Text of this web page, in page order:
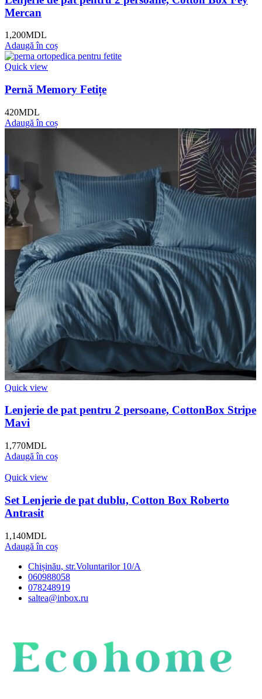
Mercan
1,200MDL
Adaugă în coș
Quick view
Pernă Memory Fetițe
420MDL
Adaugă în coș
Quick view
Lenjerie de pat pentru 2 persoane, CottonBox Stripe
Mavi
1,770MDL
Adaugă în coș
Quick view
Set Lenjerie de pat dublu, Cotton Box Roberto
Antrasit
1,140MDL
Adaugă în coș
Chișinău, str.Voluntarilor 10/A
060988058
078248919
saltea@inbox.ru